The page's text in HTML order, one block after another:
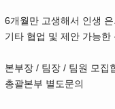
6개월만 고생해서 인생
기타 협업 및 제안 가능한
본부장 / 팀장 / 팀원 모집
총괄본부 별도문의